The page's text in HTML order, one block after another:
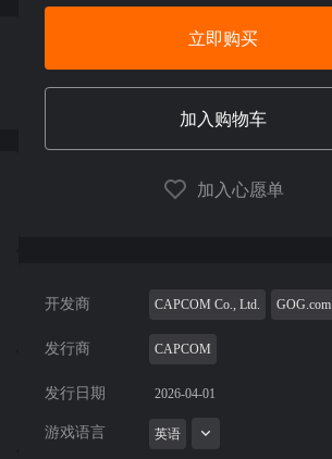
立即购买
加入购物车
加入心愿单
开发商 CAPCOM Co., Ltd. GOG.com
发行商 CAPCOM
发行日期 2026-04-01
游戏语言 英语